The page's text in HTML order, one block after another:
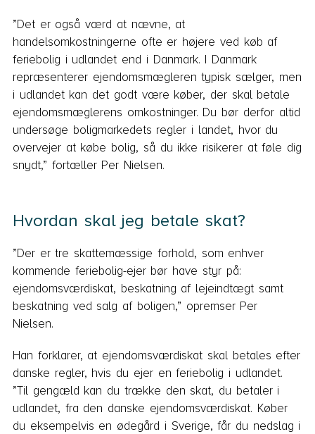
”Det er også værd at nævne, at
handelsomkostningerne ofte er højere ved køb af
feriebolig i udlandet end i Danmark. I Danmark
repræsenterer ejendomsmægleren typisk sælger, men
i udlandet kan det godt være køber, der skal betale
ejendomsmæglerens omkostninger. Du bør derfor altid
undersøge boligmarkedets regler i landet, hvor du
overvejer at købe bolig, så du ikke risikerer at føle dig
snydt,” fortæller Per Nielsen.
Hvordan skal jeg betale skat?
”Der er tre skattemæssige forhold, som enhver
kommende feriebolig-ejer bør have styr på:
ejendomsværdiskat, beskatning af lejeindtægt samt
beskatning ved salg af boligen,” opremser Per
Nielsen.
Han forklarer, at ejendomsværdiskat skal betales efter
danske regler, hvis du ejer en feriebolig i udlandet.
”Til gengæld kan du trække den skat, du betaler i
udlandet, fra den danske ejendomsværdiskat. Køber
du eksempelvis en ødegård i Sverige, får du nedslag i